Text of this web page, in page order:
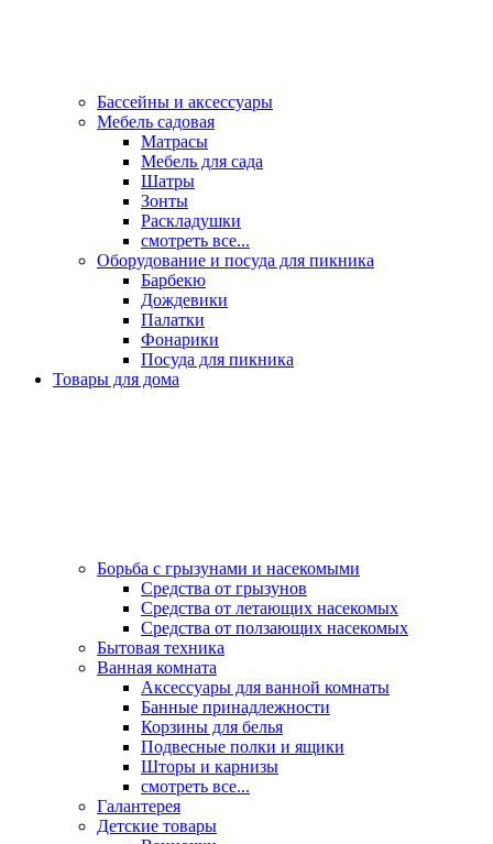
Бассейны и аксессуары
Мебель садовая
Матрасы
Мебель для сада
Шатры
Зонты
Раскладушки
смотреть все...
Оборудование и посуда для пикника
Барбекю
Дождевики
Палатки
Фонарики
Посуда для пикника
Товары для дома
Борьба с грызунами и насекомыми
Средства от грызунов
Средства от летающих насекомых
Средства от ползающих насекомых
Бытовая техника
Ванная комната
Аксессуары для ванной комнаты
Банные принадлежности
Корзины для белья
Подвесные полки и ящики
Шторы и карнизы
смотреть все...
Галантерея
Детские товары